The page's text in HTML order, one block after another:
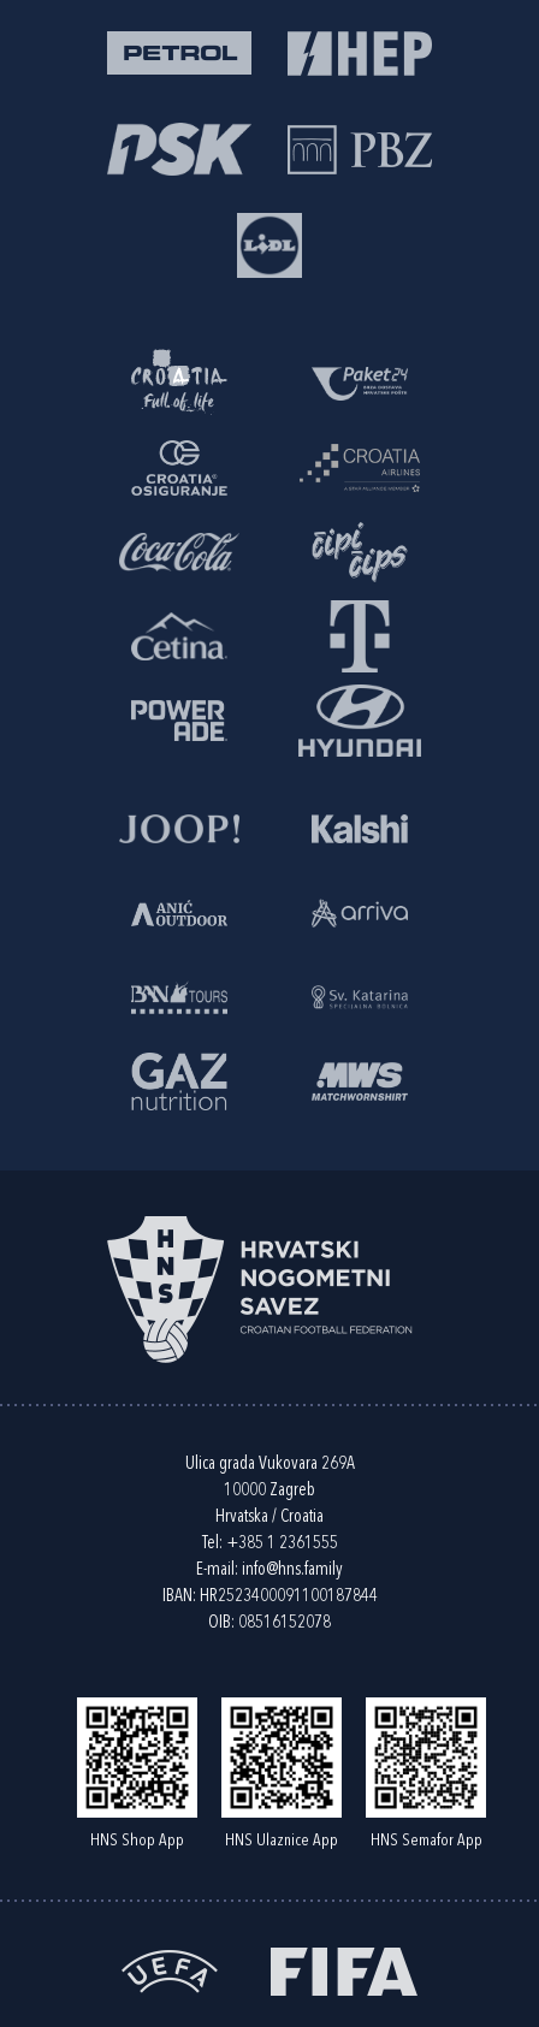
Ulica grada Vukovara 269A
10000 Zagreb
Hrvatska / Croatia
Tel: +385 1 2361555
E-mail: info@hns.family
IBAN: HR2523400091100187844
OIB: 08516152078
HNS Shop App HNS Ulaznice App HNS Semafor App